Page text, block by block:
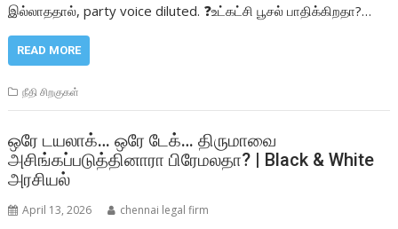
இல்லாததால், party voice diluted. ❓உட்கட்சி பூசல் பாதிக்கிறதா?…
READ MORE
நீதி சிறகுகள்
ஒரே டயலாக்… ஒரே டேக்… திருமாவை
அசிங்கப்படுத்தினாரா பிரேமலதா? | Black & White
அரசியல்
April 13, 2026 chennai legal firm